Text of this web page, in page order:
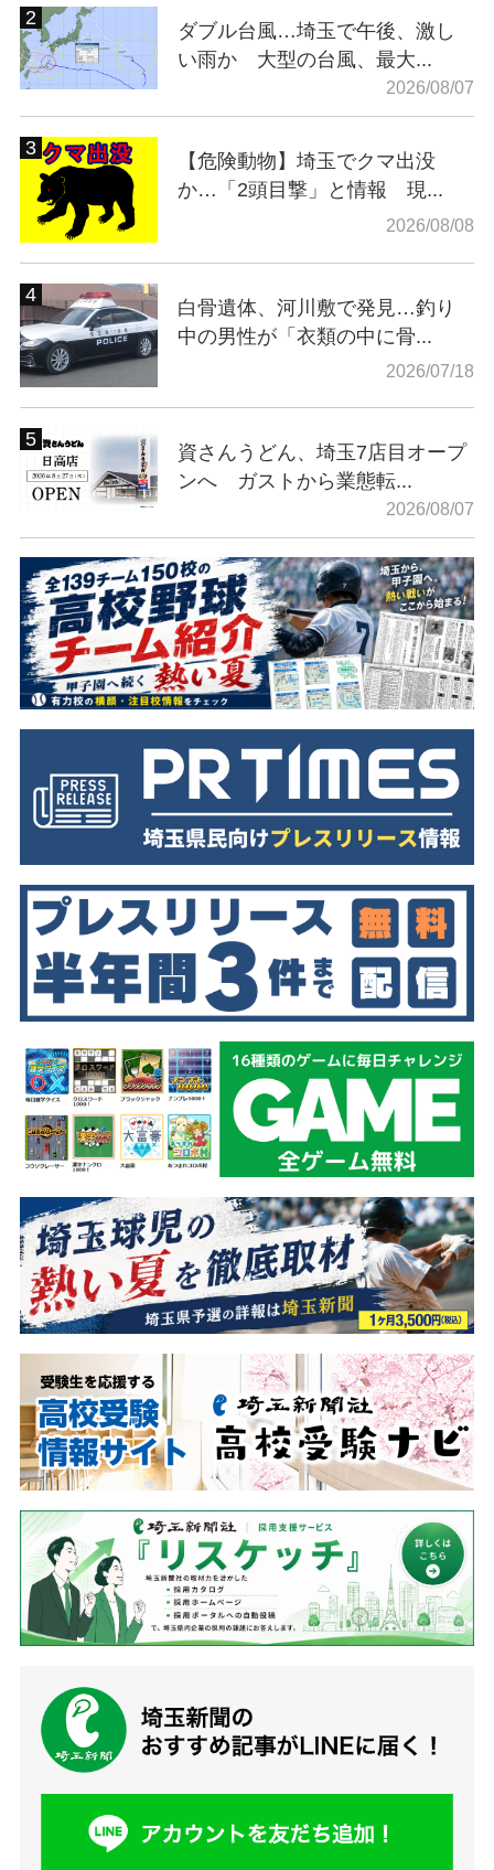
ダブル台風…埼玉で午後、激し
い雨か 大型の台風、最大...
2026/08/07
【危険動物】埼玉でクマ出没
か…「2頭目撃」と情報 現...
2026/08/08
白骨遺体、河川敷で発見…釣り
中の男性が「衣類の中に骨...
2026/07/18
資さんうどん、埼玉7店目オープ
ンへ ガストから業態転...
2026/08/07